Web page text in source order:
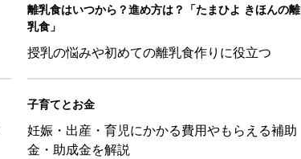
離乳食はいつから？進め方は？「たまひよ きほんの離
乳食」
授乳の悩みや初めての離乳食作りに役立つ
子育てとお金
妊娠・出産・育児にかかる費用やもらえる補助
金・助成金を解説